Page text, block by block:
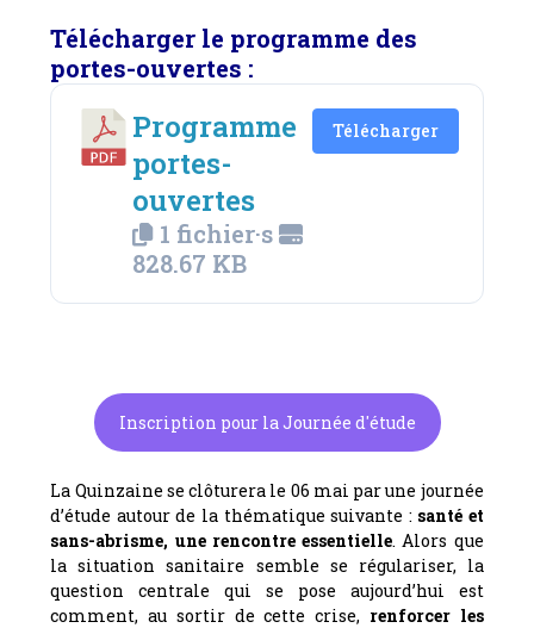
Télécharger le programme des
portes-ouvertes :
Programme
portes-
ouvertes
1 fichier·s
828.67 KB
Télécharger
Inscription pour la Journée d'étude
La Quinzaine se clôturera le 06 mai par une journée
d’étude autour de la thématique suivante : santé et
sans-abrisme, une rencontre essentielle. Alors que
la situation sanitaire semble se régulariser, la
question centrale qui se pose aujourd’hui est
comment, au sortir de cette crise, renforcer les